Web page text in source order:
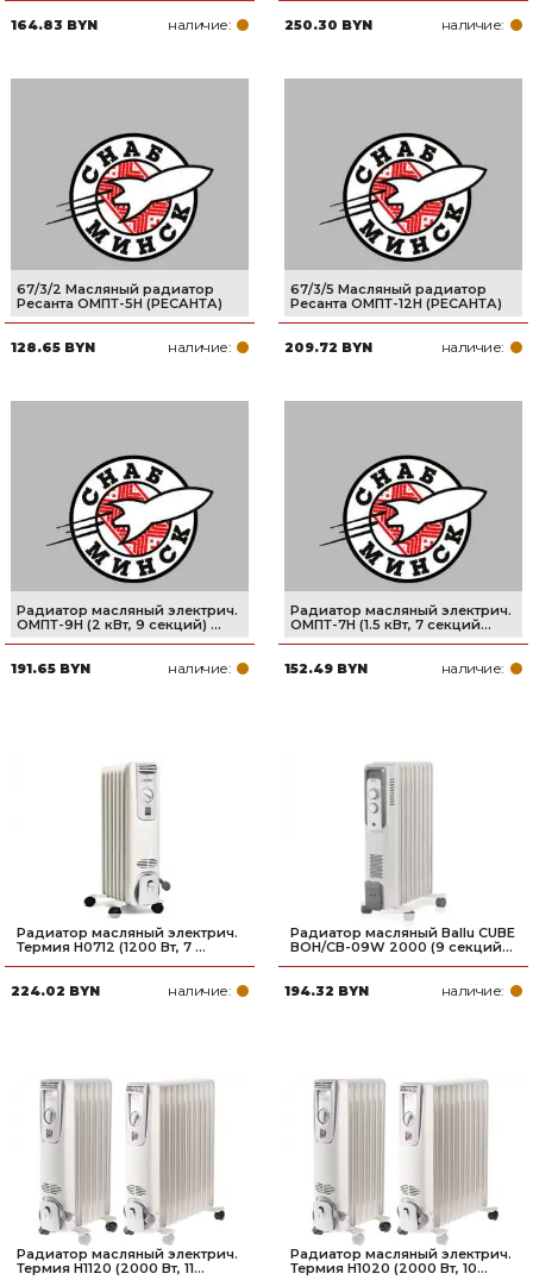
164.83 BYN наличие: 250.30 BYN наличие:
67/3/2 Масляный радиатор
Ресанта ОМПТ-5Н (РЕСАНТА)
128.65 BYN наличие:
67/3/5 Масляный радиатор
Ресанта ОМПТ-12Н (РЕСАНТА)
209.72 BYN наличие:
Радиатор масляный электрич.
ОМПТ-9Н (2 кВт, 9 секций) ...
191.65 BYN наличие:
Радиатор масляный электрич.
ОМПТ-7Н (1.5 кВт, 7 секций...
152.49 BYN наличие:
Радиатор масляный электрич.
Термия H0712 (1200 Вт, 7 ...
224.02 BYN наличие:
Радиатор масляный Ballu CUBE
BOH/CB-09W 2000 (9 секций...
194.32 BYN наличие:
Радиатор масляный электрич.
Термия H1120 (2000 Вт, 11...
Радиатор масляный электрич.
Термия H1020 (2000 Вт, 10...